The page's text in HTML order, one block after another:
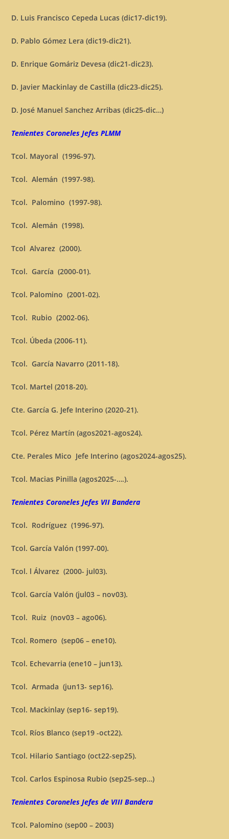
D. Luis Francisco Cepeda Lucas (dic17-dic19).
D. Pablo Gómez Lera (dic19-dic21).
D. Enrique Gomáriz Devesa (dic21-dic23).
D. Javier Mackinlay de Castilla (dic23-dic25).
D. José Manuel Sanchez Arribas (dic25-dic…)
Tenientes Coroneles Jefes PLMM
Tcol. Mayoral (1996-97).
Tcol. Alemán (1997-98).
Tcol. Palomino (1997-98).
Tcol. Alemán (1998).
Tcol Alvarez (2000).
Tcol. García (2000-01).
Tcol. Palomino (2001-02).
Tcol. Rubio (2002-06).
Tcol. Úbeda (2006-11).
Tcol. García Navarro (2011-18).
Tcol. Martel (2018-20).
Cte. García G. Jefe Interino (2020-21).
Tcol. Pérez Martín (agos2021-agos24).
Cte. Perales Mico Jefe Interino (agos2024-agos25).
Tcol. Macias Pinilla (agos2025-….).
Tenientes Coroneles Jefes VII Bandera
Tcol. Rodríguez (1996-97).
Tcol. García Valón (1997-00).
Tcol. l Álvarez (2000- jul03).
Tcol. García Valón (jul03 – nov03).
Tcol. Ruiz (nov03 – ago06).
Tcol. Romero (sep06 – ene10).
Tcol. Echevarria (ene10 – jun13).
Tcol. Armada (jun13- sep16).
Tcol. Mackinlay (sep16- sep19).
Tcol. Ríos Blanco (sep19 -oct22).
Tcol. Hilario Santiago (oct22-sep25).
Tcol. Carlos Espinosa Rubio (sep25-sep…)
Tenientes Coroneles Jefes de VIII Bandera
Tcol. Palomino (sep00 – 2003)